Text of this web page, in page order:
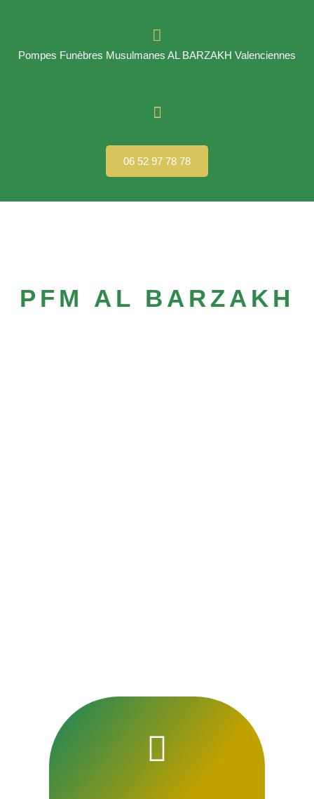
Pompes Funèbres Musulmanes AL BARZAKH Valenciennes
06 52 97 78 78
PFM AL BARZAKH